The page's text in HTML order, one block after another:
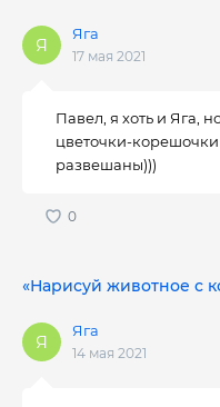
Яга
17 мая 2021
Павел, я хоть и Яга,
цветочки-
развешаны)))
«Нарисуй животное с
Яга
14 мая 2021